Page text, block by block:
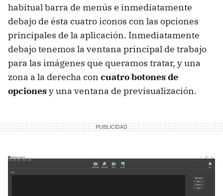
habitual barra de menús e inmediatamente
debajo de ésta cuatro iconos con las opciones
principales de la aplicación. Inmediatamente
debajo tenemos la ventana principal de trabajo
para las imágenes que queramos tratar, y una
zona a la derecha con cuatro botones de
opcionesy una ventana de previsualización.